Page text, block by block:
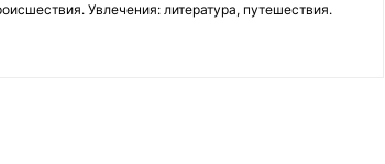
Увлечения: литература, путешествия.